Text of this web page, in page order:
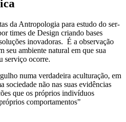
da Antropologia para estudo do ser-
times de Design criando bases
inovadoras. É a observação
seu ambiente natural em que sua
serviço ocorre.
numa verdadeira aculturação, em
sociedade não nas suas evidências
que os próprios indivíduos
comportamentos”